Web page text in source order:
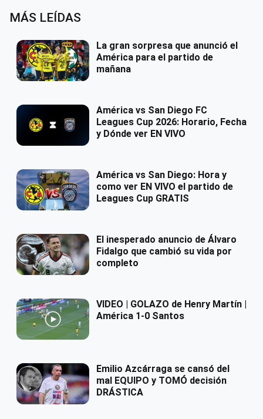
MÁS LEÍDAS
La gran sorpresa que anunció el
América para el partido de
mañana
América vs San Diego FC
Leagues Cup 2026: Horario, Fecha
y Dónde ver EN VIVO
América vs San Diego: Hora y
como ver EN VIVO el partido de
Leagues Cup GRATIS
El inesperado anuncio de Álvaro
Fidalgo que cambió su vida por
completo
VIDEO | GOLAZO de Henry Martín |
América 1-0 Santos
Emilio Azcárraga se cansó del
mal EQUIPO y TOMÓ decisión
DRÁSTICA